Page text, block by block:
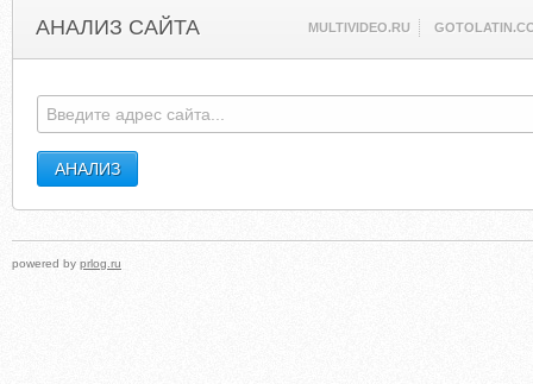
АНАЛИЗ САЙТА MULTIVIDEO.RU
powered by prlog.ru